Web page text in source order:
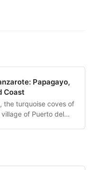
Papagayo,
Coast
the turquoise coves of
of Puerto del